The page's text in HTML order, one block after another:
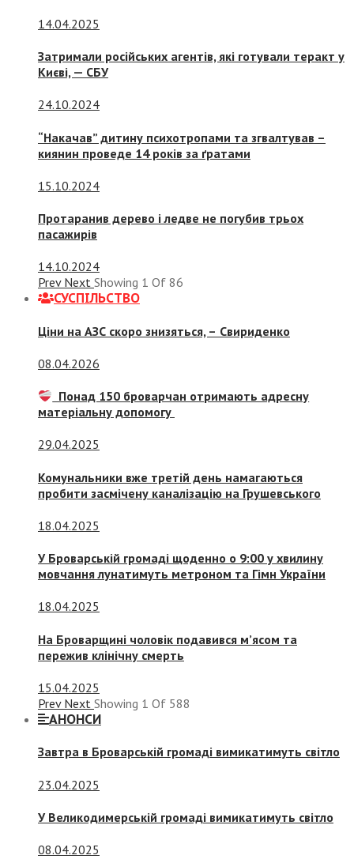
14.04.2025
Затримали російських агентів, які готували теракт у
Києві, — СБУ
24.10.2024
“Накачав” дитину психотропами та згвалтував –
киянин проведе 14 років за ґратами
15.10.2024
Протаранив дерево і ледве не погубив трьох
пасажирів
14.10.2024
Prev Next Showing 1 Of 86
СУСПIЛЬСТВО
Ціни на АЗС скоро знизяться, – Свириденко
08.04.2026
Понад 150 броварчан отримають адресну
матеріальну допомогу
29.04.2025
Комунальники вже третій день намагаються
пробити засмічену каналізацію на Грушевського
18.04.2025
У Броварській громаді щоденно о 9:00 у хвилину
мовчання лунатимуть метроном та Гімн України
18.04.2025
На Броварщині чоловік подавився м’ясом та
пережив клінічну смерть
15.04.2025
Prev Next Showing 1 Of 588
АНОНСИ
Завтра в Броварській громаді вимикатимуть світло
23.04.2025
У Великодимерській громаді вимикатимуть світло
08.04.2025